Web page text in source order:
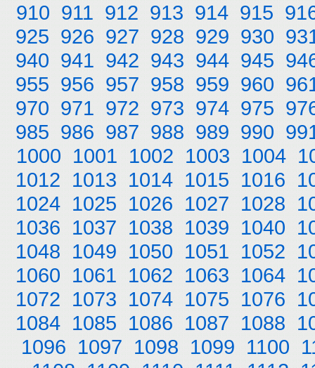
910 911 912 913 914 915
925 926 927 928 929 930
940 941 942 943 944 945
955 956 957 958 959 960
970 971 972 973 974 975
985 986 987 988 989 990
1000 1001 1002 1003 1004
1012 1013 1014 1015 1016
1024 1025 1026 1027 1028
1036 1037 1038 1039 1040
1048 1049 1050 1051 1052
1060 1061 1062 1063 1064
1072 1073 1074 1075 1076
1084 1085 1086 1087 1088
1096 1097 1098 1099 1100